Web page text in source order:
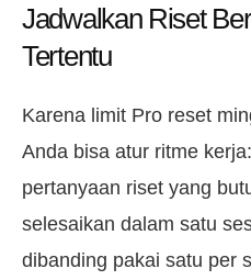
Jadwalkan Riset
Tertentu
Karena limit Pro reset
Anda bisa atur ritme
pertanyaan riset yang
selesaikan dalam satu
dibanding pakai satu per